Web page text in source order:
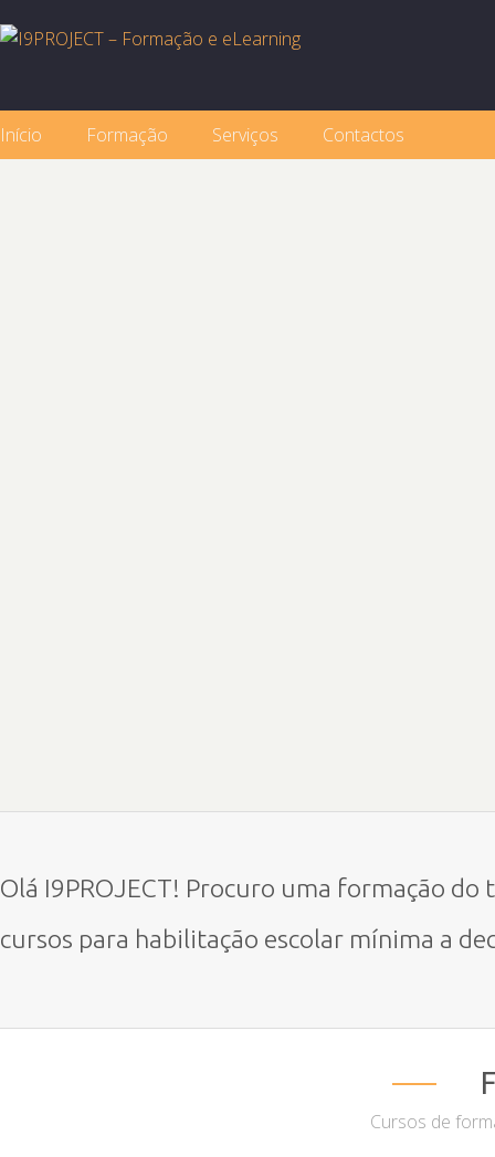
Início Formação Serviços Contactos
Olá I9PROJECT! Procuro uma formação do
cursos para habilitação escolar mínima a
Cursos de